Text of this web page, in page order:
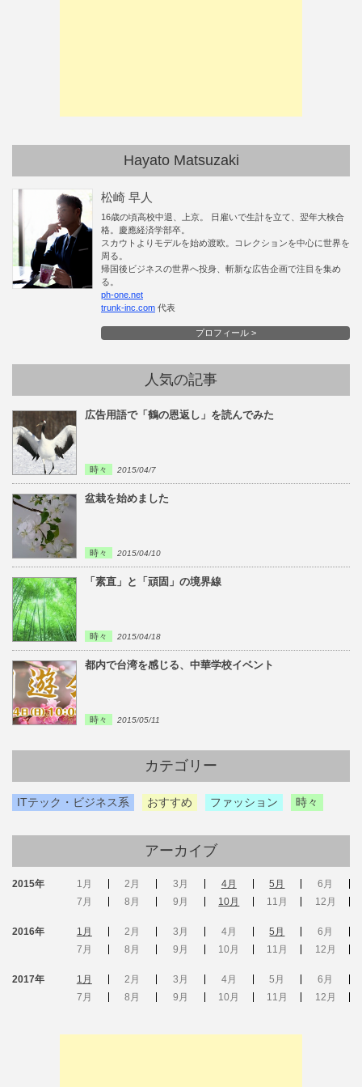
Hayato Matsuzaki
松崎 早人
16歳の頃高校中退、上京。 日雇いで生計を立て、翌年大検合
格。慶應経済学部卒。
スカウトよりモデルを始め渡欧。コレクションを中心に世界を
周る。
帰国後ビジネスの世界へ投身、斬新な広告企画で注目を集め
る。
ph-one.net
trunk-inc.com 代表
プロフィール >
人気の記事
広告用語で「鶴の恩返し」を読んでみた
時々 2015/04/7
盆栽を始めました
時々 2015/04/10
「素直」と「頑固」の境界線
時々 2015/04/18
都内で台湾を感じる、中華学校イベント
時々 2015/05/11
カテゴリー
ITテック・ビジネス系 おすすめ ファッション 時々
アーカイブ
2015年 1月 2月 3月 4月 5月
6月
7月
8月 9月 10月 11月 12月
2016年 1月 2月 3月 4月 5月
6月
7月
8月 9月 10月 11月 12月
2017年 1月 2月 3月 4月 5月
6月
7月
8月 9月 10月 11月 12月